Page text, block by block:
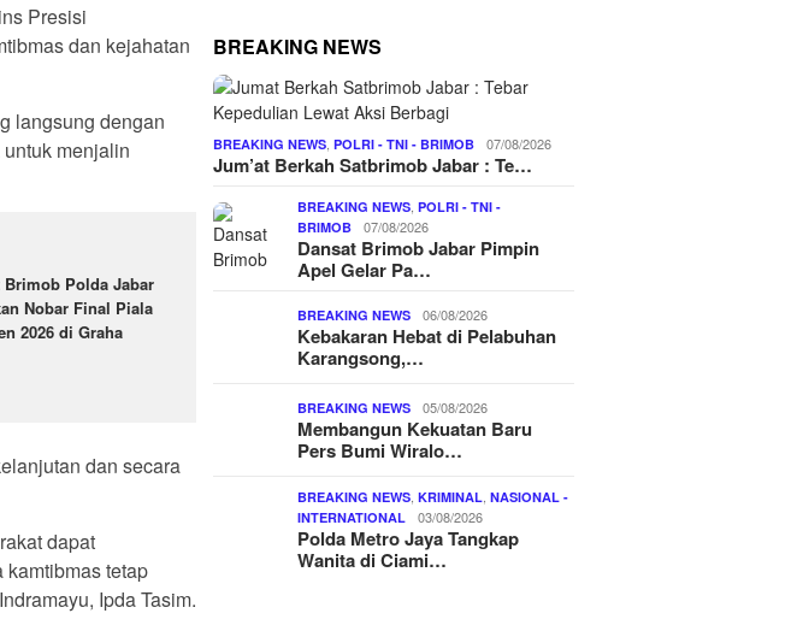
Presisi
dan kejahatan
langsung dengan
menjalin
Brimob Polda Jabar
Nobar Final Piala
2026 di Graha
dan secara
dapat
kamtibmas tetap
Ipda Tasim.
BREAKING NEWS
BREAKING NEWS ,POLRI - TNI - BRIMOB 07/08/2026
Jum’at Berkah Satbrimob Jabar : Te…
BREAKING NEWS ,POLRI - TNI -
BRIMOB
07/08/2026
Dansat Brimob Jabar Pimpin
Apel Gelar Pa…
BREAKING NEWS 06/08/2026
Kebakaran Hebat di Pelabuhan
Karangsong,…
BREAKING NEWS 05/08/2026
Membangun Kekuatan Baru
Pers Bumi Wiralo…
BREAKING NEWS ,KRIMINAL ,NASIONAL -
INTERNATIONAL
03/08/2026
Polda Metro Jaya Tangkap
Wanita di Ciami…